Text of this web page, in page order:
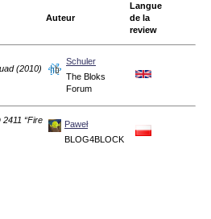
Auteur
Langue
de la
review
(2010)
Schuler
The Bloks
Forum
“Fire
Paweł
BLOG4BLOCK